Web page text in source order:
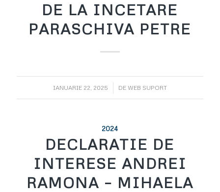
DE LA INCETARE
PARASCHIVA PETRE
IANUARIE 22, 2025
/ DE WEB SUPORT
2024
DECLARATIE DE
INTERESE ANDREI
RAMONA – MIHAELA